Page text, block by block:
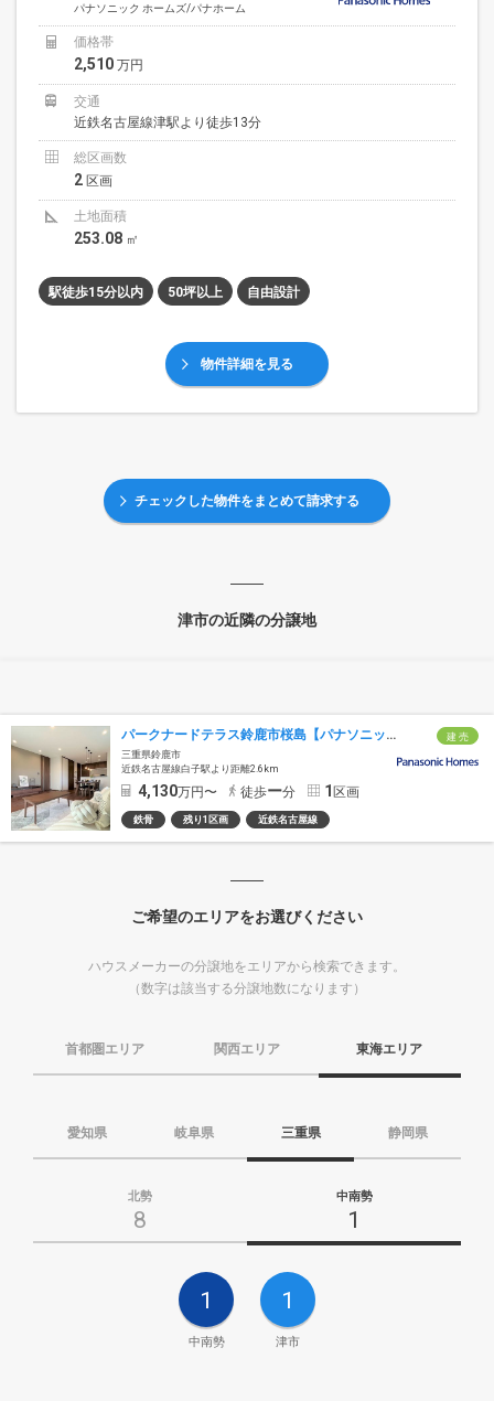
パナソニック ホームズ/パナホーム
価格帯
2,510 万円
交通
近鉄名古屋線津駅より徒歩13分
総区画数
2 区画
土地面積
253.08 ㎡
駅徒歩15分以内 50坪以上 自由設計
物件詳細を見る
チェックした物件をまとめて請求する
津市の近隣の分譲地
建 売
パークナードテラス鈴鹿市桜島【パナソニック ホームズ】
三重県鈴鹿市
近鉄名古屋線白子駅より距離2.6km
4,130万円〜 徒歩ー分 1 区画
鉄骨 残り1区画 近鉄名古屋線
ご希望のエリアをお選びください
ハウスメーカーの分譲地をエリアから検索できます。
（数字は該当する分譲地数になります）
首都圏エリア 関西エリア 東海エリア
愛知県 岐阜県 三重県 静岡県
北勢
8
中南勢
1
1
中南勢
1
津市